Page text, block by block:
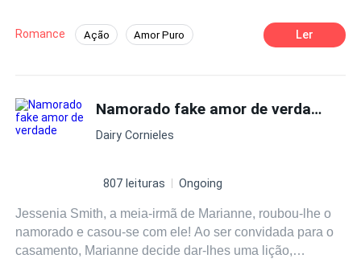
Romance Ação Amor Puro
Homem arrependido Segunda Chance
Amor Após o Casamento
Ler
Namorado fake amor de verdade
Dairy Cornieles
807 leituras Ongoing
Jessenia Smith, a meia-irmã de Marianne, roubou-lhe o
namorado e casou-se com ele! Ao ser convidada para o
casamento, Marianne decide dar-lhes uma lição,